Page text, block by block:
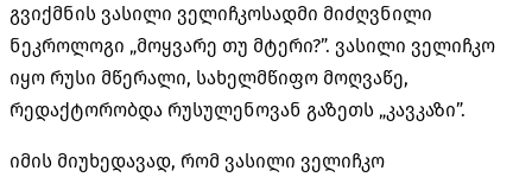
გვიქმნის ვასილი ველიჩკოსადმი მიძღვნილი
ნეკროლოგი „მოყვარე თუ მტერი?”. ვასილი ველიჩკო
იყო რუსი მწერალი, სახელმწიფო მოღვაწე,
რედაქტორობდა რუსულენოვან გაზეთს „კავკაზი”.
იმის მიუხედავად, რომ ვასილი ველიჩკო